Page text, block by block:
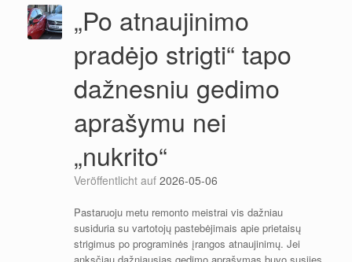
„Po atnaujinimo
pradėjo strigti“ tapo
dažnesniu gedimo
aprašymu nei
„nukrito“
Veröffentlicht auf 2026-05-06
Pastaruoju metu remonto meistrai vis dažniau
susiduria su vartotojų pastebėjimais apie prietaisų
strigimus po programinės įrangos atnaujinimų. Jei
anksčiau dažniausias gedimo aprašymas buvo susijęs